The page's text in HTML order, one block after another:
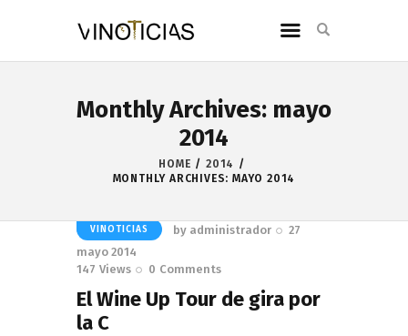
Monthly Archives: mayo
2014
HOME
2014
MONTHLY ARCHIVES: MAYO 2014
VINOTICIAS by administrador
27
mayo 2014
147 Views 0 Comments
El Wine Up Tour de gira por
la C